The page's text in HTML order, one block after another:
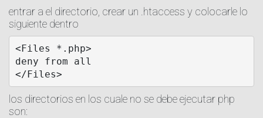
entrar a el directorio, crear un .htaccess y colocarle lo
siguiente dentro
<Files *.php>
deny from all
los directorios en los cuale no se debe ejecutar php
son: